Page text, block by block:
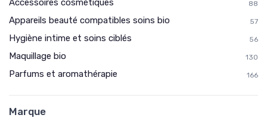
Accessoires cosmétiques 88
Appareils beauté compatibles soins bio 57
Hygiène intime et soins ciblés 56
Maquillage bio 130
Parfums et aromathérapie 166
Marque